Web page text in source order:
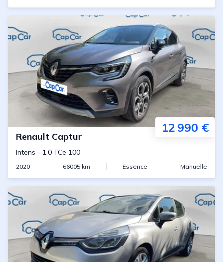
12 990 €
Renault Captur
Intens - 1.0 TCe 100
2020 66005km Essence Manuelle